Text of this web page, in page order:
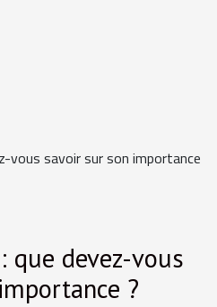
vous savoir sur son importance
que devez-vous
?